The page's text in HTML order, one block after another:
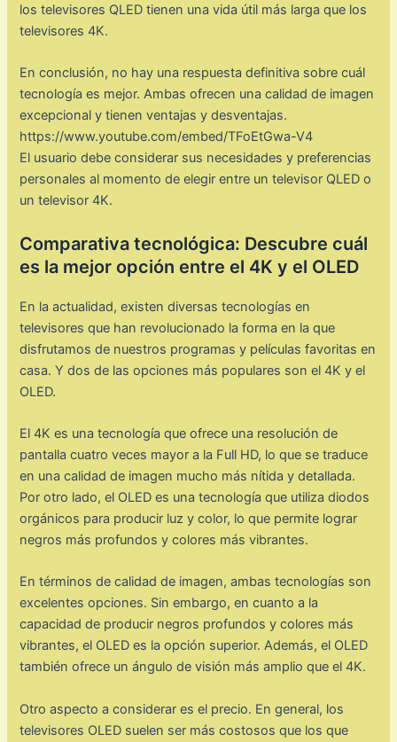
los televisores QLED tienen una vida útil más larga que los
televisores 4K.
En conclusión, no hay una respuesta definitiva sobre cuál
tecnología es mejor. Ambas ofrecen una calidad de imagen
excepcional y tienen ventajas y desventajas.
https://www.youtube.com/embed/TFoEtGwa-V4
El usuario debe considerar sus necesidades y preferencias
personales al momento de elegir entre un televisor QLED o
un televisor 4K.
Comparativa tecnológica: Descubre cuál
es la mejor opción entre el 4K y el OLED
En la actualidad, existen diversas tecnologías en
televisores que han revolucionado la forma en la que
disfrutamos de nuestros programas y películas favoritas en
casa. Y dos de las opciones más populares son el 4K y el
OLED.
El 4K es una tecnología que ofrece una resolución de
pantalla cuatro veces mayor a la Full HD, lo que se traduce
en una calidad de imagen mucho más nítida y detallada.
Por otro lado, el OLED es una tecnología que utiliza diodos
orgánicos para producir luz y color, lo que permite lograr
negros más profundos y colores más vibrantes.
En términos de calidad de imagen, ambas tecnologías son
excelentes opciones. Sin embargo, en cuanto a la
capacidad de producir negros profundos y colores más
vibrantes, el OLED es la opción superior. Además, el OLED
también ofrece un ángulo de visión más amplio que el 4K.
Otro aspecto a considerar es el precio. En general, los
televisores OLED suelen ser más costosos que los que